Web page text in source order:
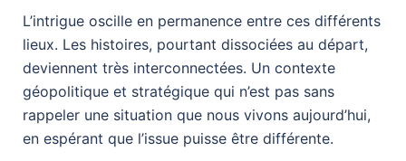
L’intrigue oscille en permanence entre ces différents
lieux. Les histoires, pourtant dissociées au départ,
deviennent très interconnectées. Un contexte
géopolitique et stratégique qui n’est pas sans
rappeler une situation que nous vivons aujourd’hui,
en espérant que l’issue puisse être différente.